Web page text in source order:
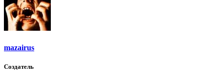
mazairus
Создатель